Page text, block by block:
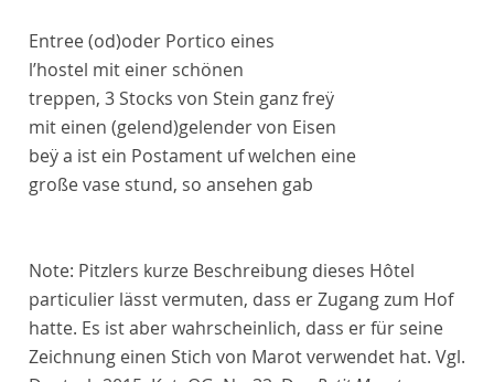
Entree(od)oder Portico eines
l’hostel mit einer schönen
treppen, 3 Stocks von Stein ganz freÿ
mit einen (gelend)gelendervon Eisen
beÿa ist ein Postament uf welchen eine
großevase stund, so ansehen gab
Note: Pitzlers kurze Beschreibung dieses Hôtel
particulier lässt vermuten, dass er Zugang zum Hof
hatte. Es ist aber wahrscheinlich, dass er für seine
Zeichnung einen Stich von Marot verwendet hat. Vgl.